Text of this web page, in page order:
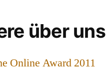
über uns
Online Award 2011